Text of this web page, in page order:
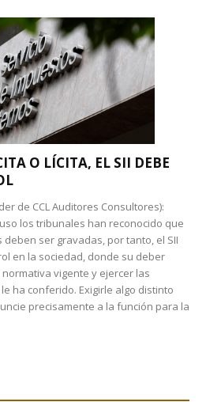
O LÍCITA, EL SII DEBE
de CCL Auditores Consultores):
los tribunales han reconocido que
deben ser gravadas, por tanto, el SII
en la sociedad, donde su deber
vigente y ejercer las
ha conferido. Exigirle algo distinto
precisamente a la función para la